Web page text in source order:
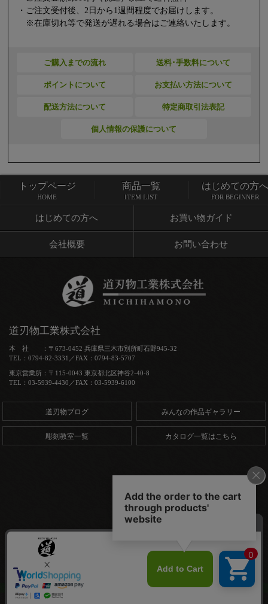
・ご注文受付後、2日から1週間程度でお届けします。
※在庫切れ等で発送が遅れる場合はご連絡いたします。
ご購入までの流れ 送料･手数料について
ポイントについて お支払い方法について
配送方法について 特定商取引法表記
個人情報の保護について
トップページ 商品一覧
はじめての方へ お買い物ガイド
会社概要 お問い合わせ
トップページ
HOME
商品一覧
ITEM LIST
はじめての方へ
FOR BEGINNER
道刃物工業株式会社
本 社 ：〒673-0452 兵庫県三木市別所町石野945-32
TEL：0794-82-3331／FAX：0794-83-5707
東京営業所：〒115-0043 東京都北区神谷2-40-8
TEL：03-5939-4430／FAX：03-5939-6100
道刃物ブログ みんなの作品ギャラリー
彫刻教室一覧 カタログ一覧はこちら
Copyright (C) 道刃物工業株式会社. All Rights Reserved.